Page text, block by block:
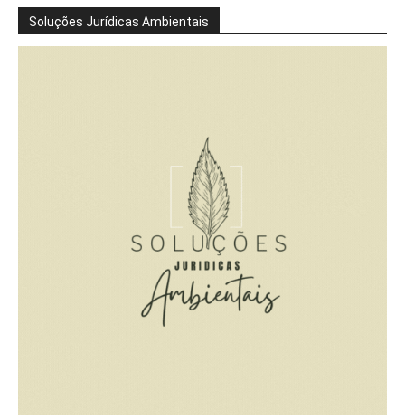
Soluções Jurídicas Ambientais